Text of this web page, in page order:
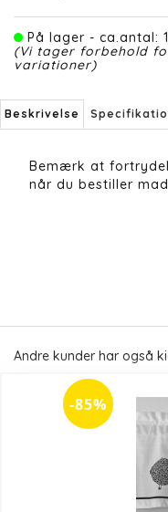
På lager - ca.antal:
(Vi tager forbehold
variationer)
Beskrivelse
Bemærk at
når du bestiller
Andre kunder har også
-85%